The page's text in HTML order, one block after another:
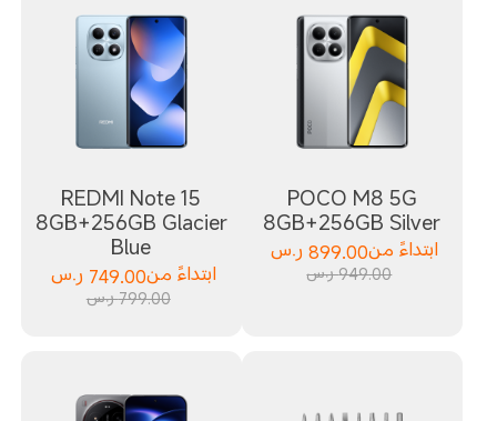
POCO M8 5G
8GB+256GB Silver
ابتداءً من899.00ر.س
949.00 ر.س
REDMI Note 15
8GB+256GB Glacier
Blue
ابتداءً من749.00 ر.س
799.00 ر.س